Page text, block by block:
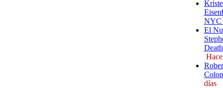
NYC
El
días